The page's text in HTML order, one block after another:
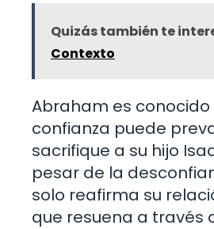
Quizás también te
Contexto
Abraham es
confianza puede
sacrifique a su hijo
pesar de la
solo reafirma su
que resuena a través